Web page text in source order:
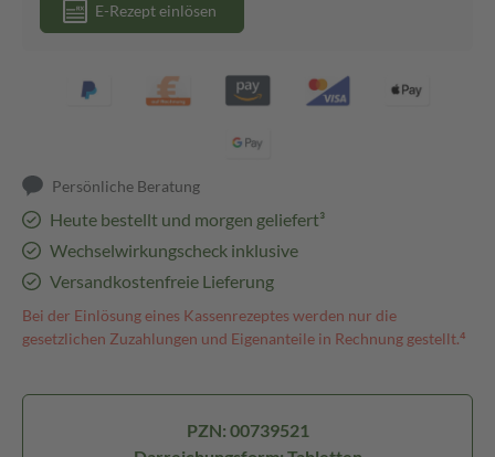
E-Rezept einlösen
Persönliche Beratung
Heute bestellt und morgen geliefert³
Wechselwirkungscheck inklusive
Versandkostenfreie Lieferung
Bei der Einlösung eines Kassenrezeptes werden nur die
gesetzlichen Zuzahlungen und Eigenanteile in Rechnung gestellt.⁴
PZN: 00739521